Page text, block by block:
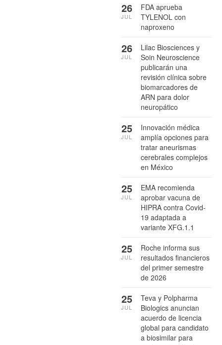
FDA aprueba
TYLENOL con
naproxeno
26
JUL
Lilac Biosciences y
Soin Neuroscience
publicarán una
revisión clínica sobre
biomarcadores de
ARN para dolor
neuropático
26
JUL
Innovación médica
amplía opciones para
tratar aneurismas
cerebrales complejos
en México
25
JUL
EMA recomienda
aprobar vacuna de
HIPRA contra Covid-
19 adaptada a
variante XFG.1.1
25
JUL
Roche informa sus
resultados financieros
del primer semestre
de 2026
25
JUL
Teva y Polpharma
Biologics anuncian
acuerdo de licencia
global para candidato
a biosimilar para
25
JUL